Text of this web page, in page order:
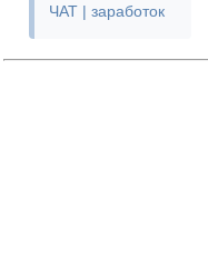
ЧАТ | заработок